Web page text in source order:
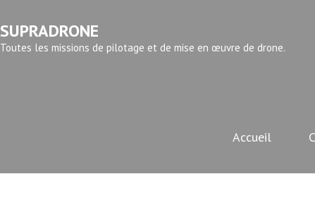
SUPRADRONE
Toutes les missions de pilotage et de mise en œuvre de drone.
Accueil